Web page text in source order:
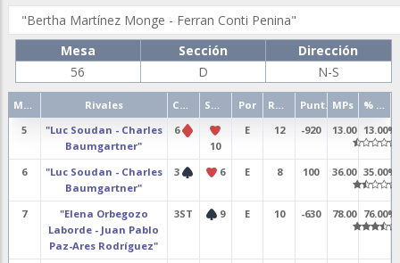
Mesa Sección
Dirección
56
D N-S
Rivales Por Punt. MPs
5
"Luc Soudan - Charles
Baumgartner"
6
10
E 12 -920 13.00 13.00%
6
"Luc Soudan - Charles
Baumgartner"
3 6 E 8 100 36.00 35.00%
7
"Elena Orbegozo
Laborde - Juan Pablo
Paz-Ares Rodríguez"
3ST 9 E 10 -630 78.00 76.00%